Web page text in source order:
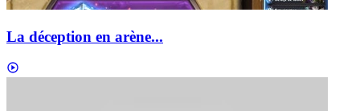
La déception en arène...